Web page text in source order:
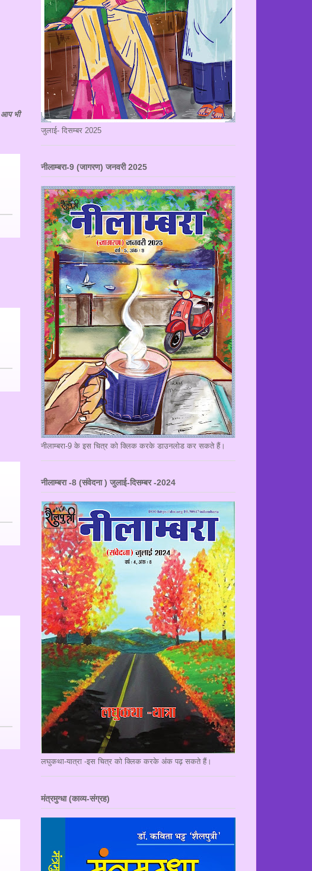
आप भी
जुलाई- दिसम्बर 2025
नीलाम्बरा-9 (जागरण) जनवरी 2025
नीलाम्बरा-9 के इस चित्र को क्लिक करके डाउनलोड कर सकते हैं।
नीलाम्बरा -8 (संवेदना ) जुलाई-दिसम्बर -2024
लघुकथा-यात्रा -इस चित्र को क्लिक करके अंक पढ़ सकते हैं।
मंत्रमुग्धा (काव्य-संग्रह)